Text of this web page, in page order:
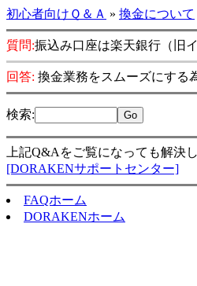
初心者向けＱ＆Ａ » 換金について
質問:振込み口座は楽天銀行（旧
回答: 換金業務をスムーズにする
検索:
上記Q&Aをご覧になっても解決
[DORAKENサポートセンター]
FAQホーム
DORAKENホーム